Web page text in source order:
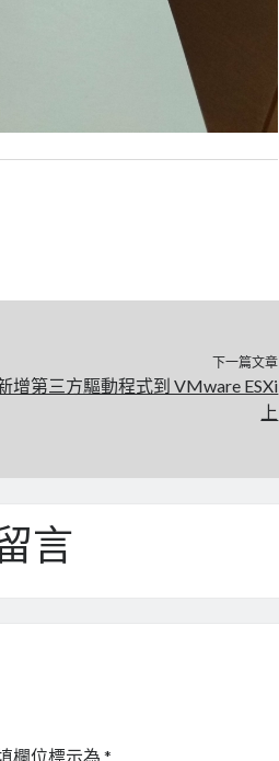
下一篇文章
增第三方驅動程式到 VMware ESXi
上
言
欄位標示為*